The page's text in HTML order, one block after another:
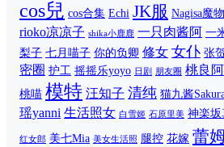
cos兒 cos合集 Echi JK服 Nagisa魔
rioko凉凉子 shika小鹿鹿 一只肉酱阿 一
梨子 七月喵子 你的负卿 修女 女仆 张
密圈 护工 摇摇乐yoyo 日剧 朋友圈 桃良
桃喵 模特 汪知子 清纯 猫九酱
瑶yanni 生活照女 白雪姬 石原里美 神楽坂
红女郎 美七Mia 美女生活照 腿控 花嫁 蕾